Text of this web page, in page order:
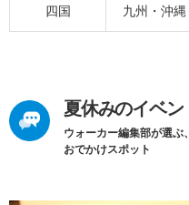
四国 九州・沖縄
夏休みのイベ
ウォーカー編集部が選ぶ
おでかけスポット